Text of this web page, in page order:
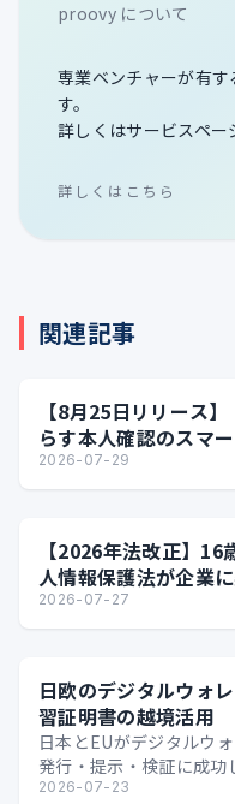
proovy について
専業ベンチャーが有
す。
詳しくはサービスペー
詳しくはこちら
関連記事
【8月25日リリース
らす本人確認のスマ
2026-07-29
【2026年法改正】
人情報保護法が企業
2026-07-27
日欧のデジタルウォ
習証明書の越境活用
日本とEUがデジタルウ
発行・提示・検証に成
タル証明の可能性を整理
2026-07-23